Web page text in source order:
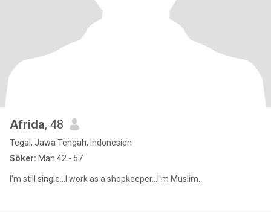
Afrida, 48
Tegal, Jawa Tengah, Indonesien
Söker: Man 42 - 57
I'm still single...I work as a shopkeeper...I'm Muslim...